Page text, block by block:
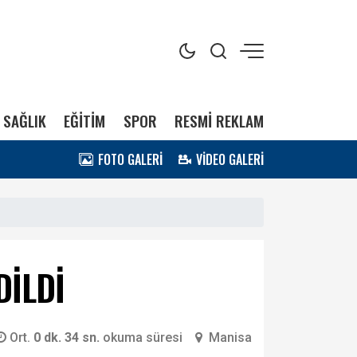
SAĞLIK EĞİTİM SPOR RESMİ REKLAM
FOTO GALERİ VİDEO GALERİ
Ort. 0 dk. 34 sn. okuma süresi Manisa